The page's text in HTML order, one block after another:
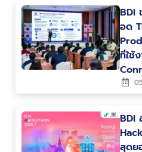
BDI
อด
ที่ใช้
BDI
สุดย